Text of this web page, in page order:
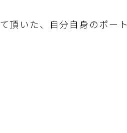
頂いた、自分自身のポート